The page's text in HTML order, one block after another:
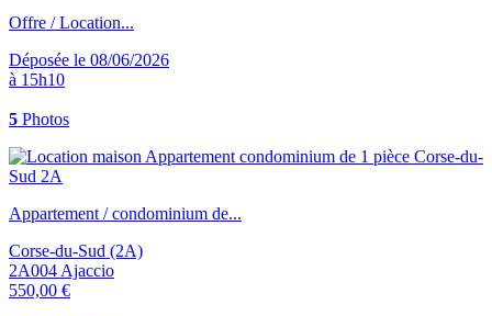
Offre / Location...
Déposée le 08/06/2026
à 15h10
5 Photos
Appartement / condominium de...
Corse-du-Sud (2A)
2A004 Ajaccio
550,00 €